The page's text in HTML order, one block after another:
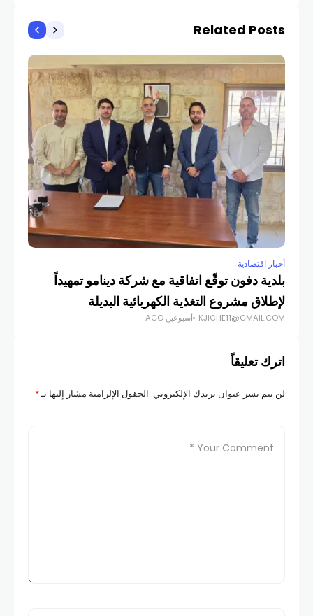
Related Posts
أخبار اقتصادية
بلدية دفون توقّع اتفاقية مع شركة دينامو تمهيداً
لإطلاق مشروع التغذية الكهربائية البديلة
KJICHE11@GMAIL.COM أسبوعين AGO
اترك تعليقاً
لن يتم نشر عنوان بريدك الإلكتروني. الحقول الإلزامية مشار إليها بـ*